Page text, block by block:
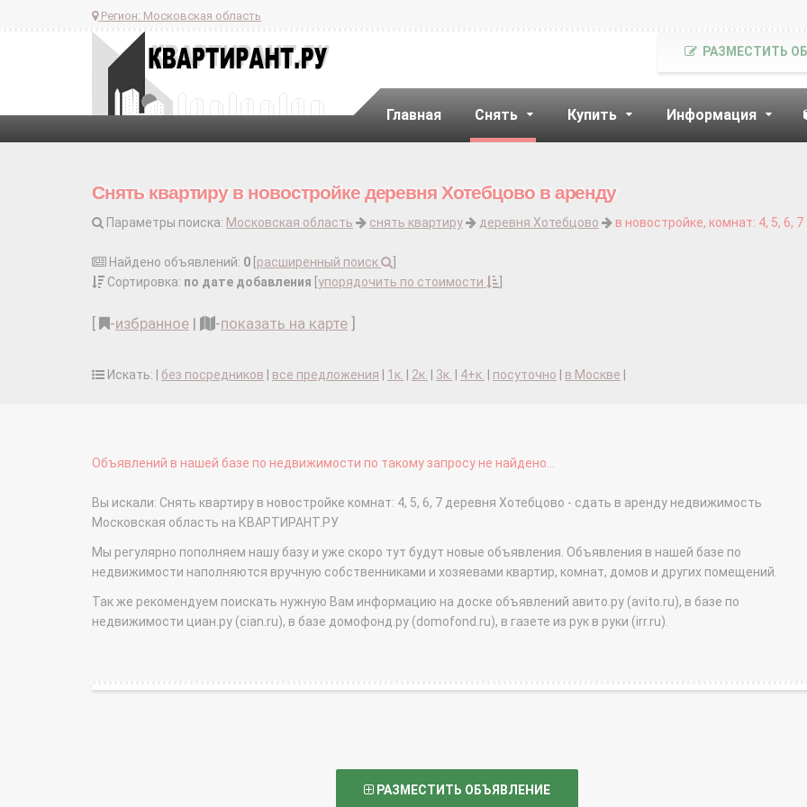
Регион: Московская область
Главная Снять Купить Информация
РАЗМЕСТИТЬ
Снять квартиру в новостройке деревня Хотебцово в аренду
Параметры поиска: Московская область снять квартиру деревня Хотебцово в новостройке, комнат: 4, 5, 6, 7
Найдено объявлений: 0 расширенный поиск
Сортировка: по дате добавления упорядочить по стоимости
-избранное | -показать на карте
Искать: | без посредников все предложения 1к. 2к. 3к. 4+к. посуточно в Москве
Объявлений в нашей базе по недвижимости по такому запросу не найдено...
Вы искали: Снять квартиру в новостройке комнат: 4, 5, 6, 7 деревня Хотебцово - сдать в аренду недвижимость
Московская область на КВАРТИРАНТ.РУ
Мы регулярно пополняем нашу базу и уже скоро тут будут новые объявления. Объявления в нашей базе по
недвижимости наполняются вручную собственниками и хозяевами квартир, комнат, домов и других помещений.
Так же рекомендуем поискать нужную Вам информацию на доске объявлений авито.ру (avito.ru), в базе по
недвижимости циан.ру (cian.ru), в базе домофонд.ру (domofond.ru), в газете из рук в руки (irr.ru).
РАЗМЕСТИТЬ ОБЪЯВЛЕНИЕ